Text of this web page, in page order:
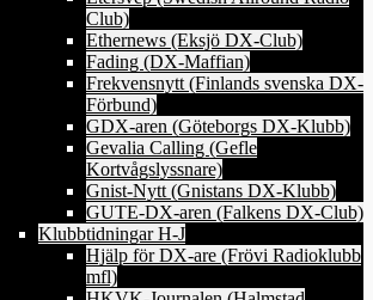
Club)
Ethernews (Eksjö DX-Club)
Fading (DX-Maffian)
Frekvensnytt (Finlands svenska DX-
Förbund)
GDX-aren (Göteborgs DX-Klubb)
Gevalia Calling (Gefle
Kortvågslyssnare)
Gnist-Nytt (Gnistans DX-Klubb)
GUTE-DX-aren (Falkens DX-Club)
Klubbtidningar H-J
Hjälp för DX-are (Frövi Radioklubb
mfl)